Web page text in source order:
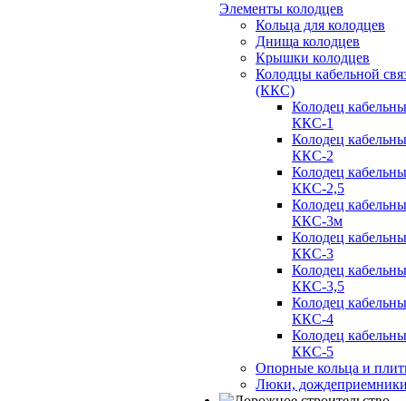
Элементы колодцев
Кольца для колодцев
Днища колодцев
Крышки колодцев
Колодцы кабельной
(ККС)
Колодец
ККС-1
Колодец
ККС-2
Колодец
ККС-2,5
Колодец
ККС-3м
Колодец
ККС-3
Колодец
ККС-3,5
Колодец
ККС-4
Колодец
ККС-5
Опорные кольца и
Люки,